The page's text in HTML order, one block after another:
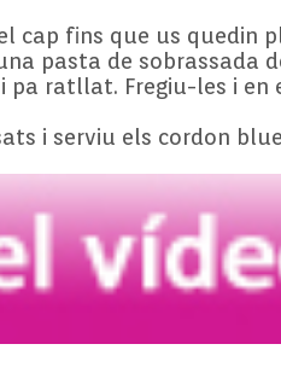
cap fins que us quedin
pasta de sobrassada
pa ratllat. Fregiu-les i
i serviu els cordon